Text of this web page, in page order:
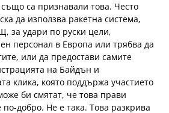
са признавали това. Често
да използва ракетна система,
за удари по руски цели,
персонал в Европа или трябва да
или да предостави самите
на Байдън и
клика, която поддържа участието
би смятат, че това прави
добро. Не е така. Това разкрива